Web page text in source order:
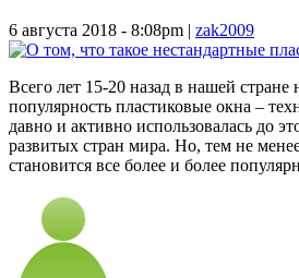
6 августа 2018 - 8:08pm | zak2009
Всего лет 15-20 назад в нашей стране
популярность пластиковые окна –
давно и активно использовалась до
развитых стран мира. Но, тем не
становится все более и более